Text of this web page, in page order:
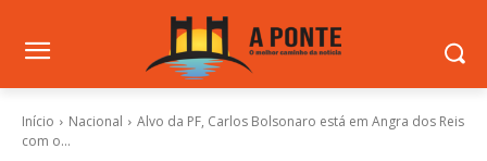
Início Nacional
Alvo da PF, Carlos Bolsonaro está em Angra dos Reis
com o...